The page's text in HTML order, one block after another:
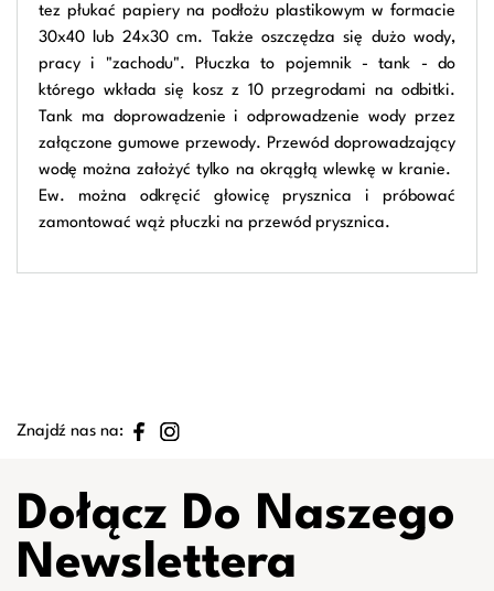
tez płukać papiery na podłożu plastikowym w formacie
30x40 lub 24x30 cm. Także oszczędza się dużo wody,
pracy i "zachodu". Płuczka to pojemnik - tank - do
którego wkłada się kosz z 10 przegrodami na odbitki.
Tank ma doprowadzenie i odprowadzenie wody przez
załączone gumowe przewody. Przewód doprowadzający
wodę można założyć tylko na okrągłą wlewkę w kranie.
Ew. można odkręcić głowicę prysznica i próbować
zamontować wąż płuczki na przewód prysznica.
Znajdź nas na:
Dołącz Do Naszego
Newslettera